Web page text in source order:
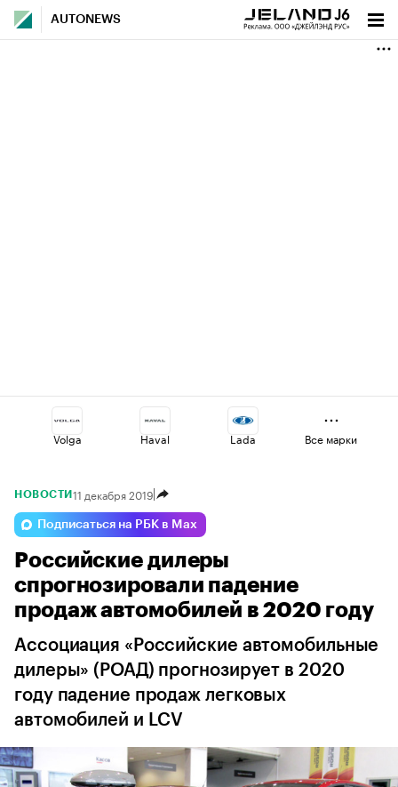
AUTONEWS
Volga Haval Lada
Voyah Geely
Esteo Jaecoo Changan
Все марки
НОВОСТИ 11 декабря 2019
Подписаться на РБК в Max
Российские дилеры
спрогнозировали падение
продаж автомобилей в 2020 году
Ассоциация «Российские автомобильные
дилеры» (РОАД) прогнозирует в 2020
году падение продаж легковых
автомобилей и LCV